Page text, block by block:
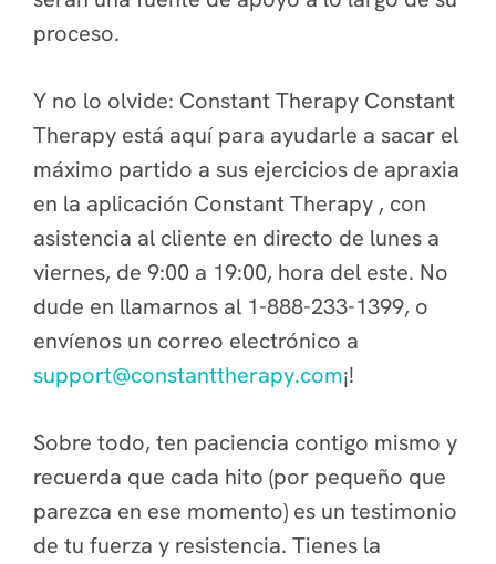
proceso.
Y no lo olvide: Constant Therapy Constant
Therapy está aquí para ayudarle a sacar el
máximo partido a sus ejercicios de apraxia
en la aplicación Constant Therapy , con
asistencia al cliente en directo de lunes a
viernes, de 9:00 a 19:00, hora del este. No
dude en llamarnos al 1-888-233-1399, o
envíenos un correo electrónico a
support@constanttherapy.com¡!
Sobre todo, ten paciencia contigo mismo y
recuerda que cada hito (por pequeño que
parezca en ese momento) es un testimonio
de tu fuerza y resistencia. Tienes la